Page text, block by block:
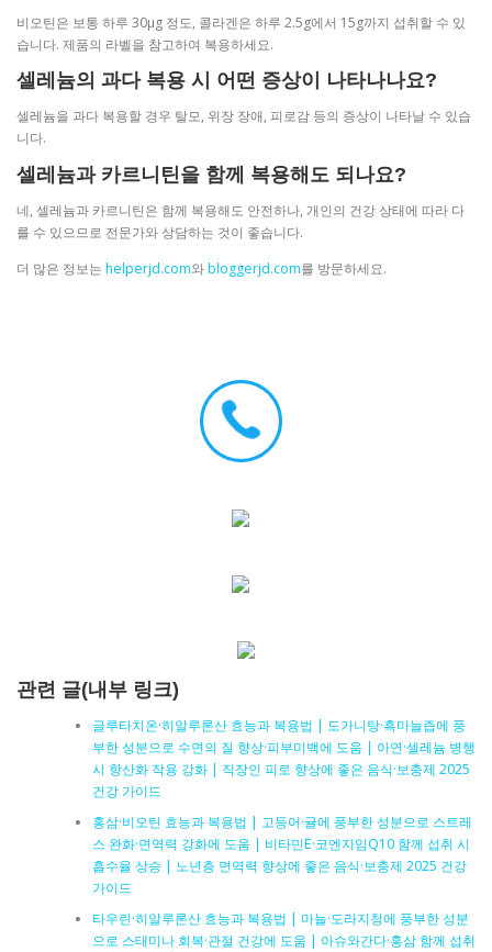
비오틴은 보통 하루 30μg 정도, 콜라겐은 하루 2.5g에서 15g까지 섭취할 수 있
습니다. 제품의 라벨을 참고하여 복용하세요.
셀레늄의 과다 복용 시 어떤 증상이 나타나나요?
셀레늄을 과다 복용할 경우 탈모, 위장 장애, 피로감 등의 증상이 나타날 수 있습
니다.
셀레늄과 카르니틴을 함께 복용해도 되나요?
네, 셀레늄과 카르니틴은 함께 복용해도 안전하나, 개인의 건강 상태에 따라 다
를 수 있으므로 전문가와 상담하는 것이 좋습니다.
더 많은 정보는 helperjd.com와bloggerjd.com를 방문하세요.
관련 글(내부 링크)
글루타치온·히알루론산 효능과 복용법 | 도가니탕·흑마늘즙에 풍
부한 성분으로 수면의 질 향상·피부미백에 도움 | 아연·셀레늄 병행
시 항산화 작용 강화 | 직장인 피로 향상에 좋은 음식·보충제 2025
건강 가이드
홍삼·비오틴 효능과 복용법 | 고등어·귤에 풍부한 성분으로 스트레
스 완화·면역력 강화에 도움 | 비타민E·코엔자임Q10 함께 섭취 시
흡수율 상승 | 노년층 면역력 향상에 좋은 음식·보충제 2025 건강
가이드
타우린·히알루론산 효능과 복용법 | 마늘·도라지청에 풍부한 성분
으로 스태미나 회복·관절 건강에 도움 | 아슈와간다·홍삼 함께 섭취